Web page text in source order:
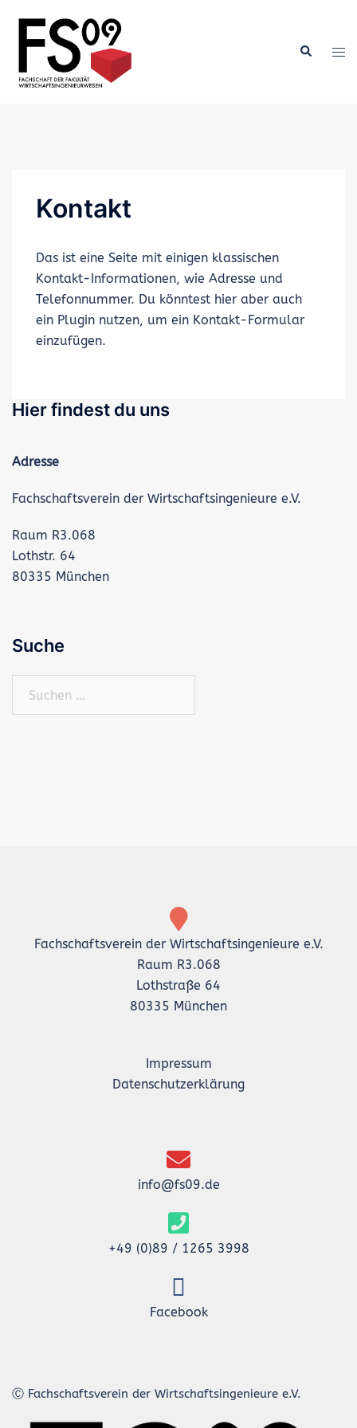
Inhalt
springen
Kontakt
Das ist eine Seite mit einigen klassischen
Kontakt-Informationen, wie Adresse und
Telefonnummer. Du könntest hier aber auch
ein Plugin nutzen, um ein Kontakt-Formular
einzufügen.
Hier findest du uns
Adresse
Fachschaftsverein der Wirtschaftsingenieure e.V.
Raum R3.068
Lothstr. 64
80335 München
Suche
nach:
Fachschaftsverein der Wirtschaftsingenieure e.V.
Raum R3.068
Lothstraße 64
80335 München
Impressum
Datenschutzerklärung
info@fs09.de
+49 (0)89 / 1265 3998
Facebook
Ⓒ Fachschaftsverein der Wirtschaftsingenieure e.V.